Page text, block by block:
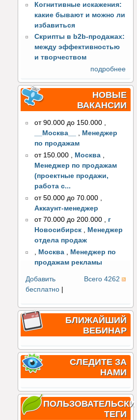
Когнитивные искажения:
какие бывают и можно ли
избавиться
Скрипты в b2b-продажах:
между эффективностью
и творчеством
подробнее
НОВЫЕ
ВАКАНСИИ
от 90.000 до 150.000 ,
__Москва__
, Менеджер
по продажам
от 150.000
Москва
Менеджер по продажам
(проектные продажи,
работа с...
от 50.000 до 70.000
Аккаунт-менеджер
от 70.000 до 200.000 , г
Новосибирск , Менеджер
отдела продаж
, Москва , Менеджер по
продажам рекламы
Всего 4262
Добавить
бесплатно
БЛИЖАЙШИЙ
ВЕБИНАР
СЛЕДИТЕ ЗА
НАМИ
ПОЛЬЗОВАТЕЛЬСКИЕ
ТЕГИ